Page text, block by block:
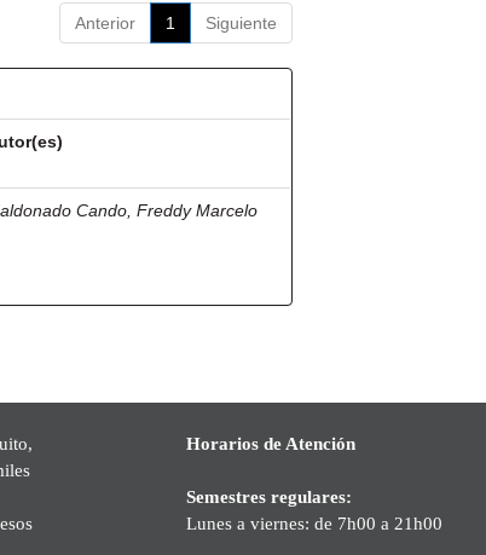
Anterior 1 Siguiente
Cando, Freddy Marcelo
Horarios de Atención
Semestres regulares:
Lunes a viernes: de 7h00 a 21h00